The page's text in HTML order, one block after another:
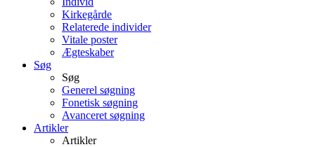
Kirkegårde
Relaterede individer
Vitale poster
Ægteskaber
Søg
Søg
Generel søgning
Fonetisk søgning
Avanceret søgning
Artikler
Artikler